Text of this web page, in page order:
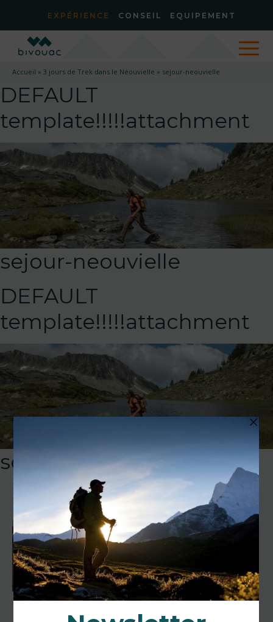
EXPÉRIENCE CONSEIL EQUIPEMENT
Accueil » 3 jours de Trek dans le Néouvielle » sejour-neouvielle
DEFAULT
template!!!!!attachment
sejour-neouvielle
DEFAULT
template!!!!!attachment
sejour-neouvielle